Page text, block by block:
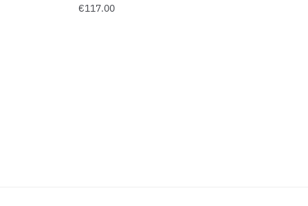
€117.00